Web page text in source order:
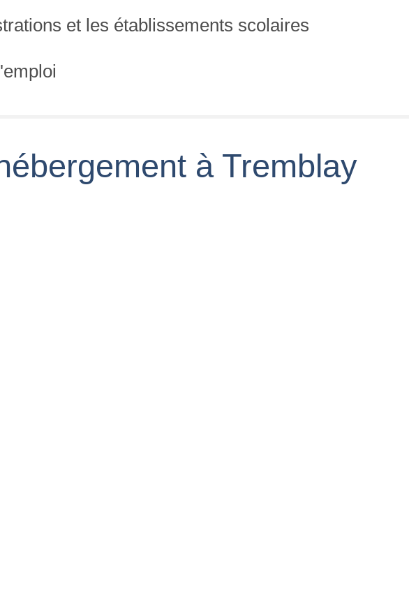
et les établissements scolaires
à Tremblay